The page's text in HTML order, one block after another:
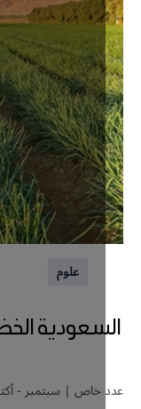
الخضراء..
| سبتمبر - أكتوبر 2022